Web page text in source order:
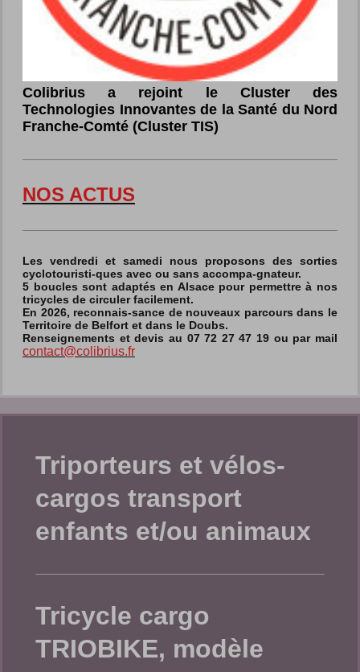
Colibrius a rejoint le Cluster des
Technologies Innovantes de la Santé du Nord
Franche-Comté (Cluster TIS)
NOS ACTUS
Les vendredi et samedi nous proposons des sorties
cyclotouristi-ques avec ou sans accompa-gnateur.
5 boucles sont adaptés en Alsace pour permettre à nos
tricycles de circuler facilement.
En 2026, reconnais-sance de nouveaux parcours dans le
Territoire de Belfort et dans le Doubs.
Renseignements et devis au 07 72 27 47 19 ou par mail
contact@colibrius.fr
Triporteurs et vélos-
cargos transport
enfants et/ou animaux
Tricycle cargo
TRIOBIKE, modèle